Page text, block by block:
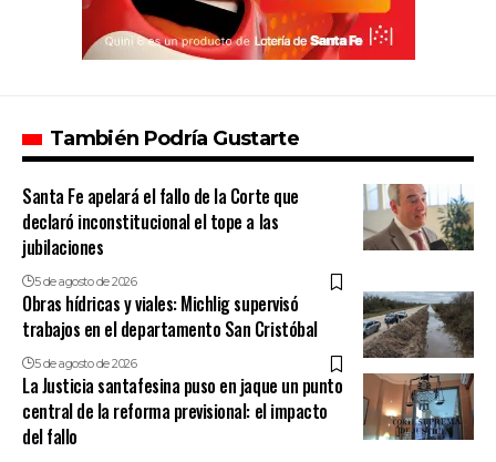
También Podría Gustarte
Santa Fe apelará el fallo de la Corte que
declaró inconstitucional el tope a las
jubilaciones
5 de agosto de 2026
Obras hídricas y viales: Michlig supervisó
trabajos en el departamento San Cristóbal
5 de agosto de 2026
La Justicia santafesina puso en jaque un punto
central de la reforma previsional: el impacto
del fallo